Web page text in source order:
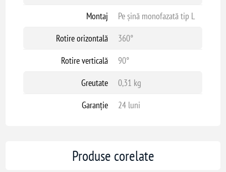
Montaj
Pe șină monofazată tip L
Rotire orizontală
360°
Rotire verticală
90°
Greutate
0,31 kg
Garanție
24 luni
Produse corelate